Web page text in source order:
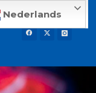
Nederlands